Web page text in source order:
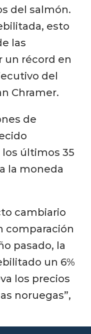
del salmón.
esto
las
un récord en
del
Chramer.
de
últimos 35
la moneda
cambiario
comparación
pasado, la
un 6%
los precios
noruegas”,